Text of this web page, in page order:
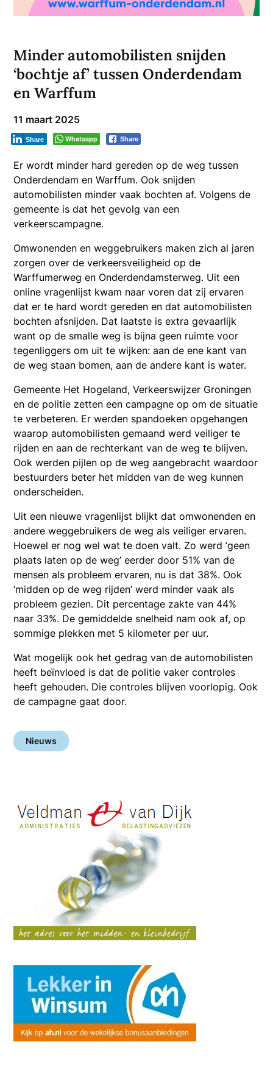
Minder automobilisten snijden
‘bochtje af’ tussen Onderdendam
en Warffum
11 maart 2025
Whatsapp Share
Share
Er wordt minder hard gereden op de weg tussen
Onderdendam en Warffum. Ook snijden
automobilisten minder vaak bochten af. Volgens de
gemeente is dat het gevolg van een
verkeerscampagne.
Omwonenden en weggebruikers maken zich al jaren
zorgen over de verkeersveiligheid op de
Warffumerweg en Onderdendamsterweg. Uit een
online vragenlijst kwam naar voren dat zij ervaren
dat er te hard wordt gereden en dat automobilisten
bochten afsnijden. Dat laatste is extra gevaarlijk
want op de smalle weg is bijna geen ruimte voor
tegenliggers om uit te wijken: aan de ene kant van
de weg staan bomen, aan de andere kant is water.
Gemeente Het Hogeland, Verkeerswijzer Groningen
en de politie zetten een campagne op om de situatie
te verbeteren. Er werden spandoeken opgehangen
waarop automobilisten gemaand werd veiliger te
rijden en aan de rechterkant van de weg te blijven.
Ook werden pijlen op de weg aangebracht waardoor
bestuurders beter het midden van de weg kunnen
onderscheiden.
Uit een nieuwe vragenlijst blijkt dat omwonenden en
andere weggebruikers de weg als veiliger ervaren.
Hoewel er nog wel wat te doen valt. Zo werd ‘geen
plaats laten op de weg’ eerder door 51% van de
mensen als probleem ervaren, nu is dat 38%. Ook
‘midden op de weg rijden’ werd minder vaak als
probleem gezien. Dit percentage zakte van 44%
naar 33%. De gemiddelde snelheid nam ook af, op
sommige plekken met 5 kilometer per uur.
Wat mogelijk ook het gedrag van de automobilisten
heeft beïnvloed is dat de politie vaker controles
heeft gehouden. Die controles blijven voorlopig. Ook
de campagne gaat door.
Nieuws